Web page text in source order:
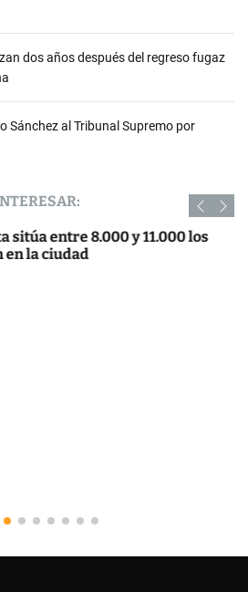
dos años después del regreso fugaz
Sánchez al Tribunal Supremo por
sitúa entre 8.000 y 11.000 los
en la ciudad